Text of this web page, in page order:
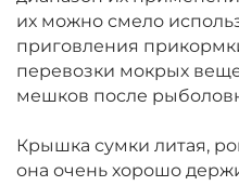
их можно смело
приговления
перевозки мокрых
мешков после
Крышка сумки литая,
она очень хорошо